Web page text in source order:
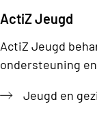
ActiZ Jeugd
ActiZ Jeugd
ondersteuning
Jeugd en